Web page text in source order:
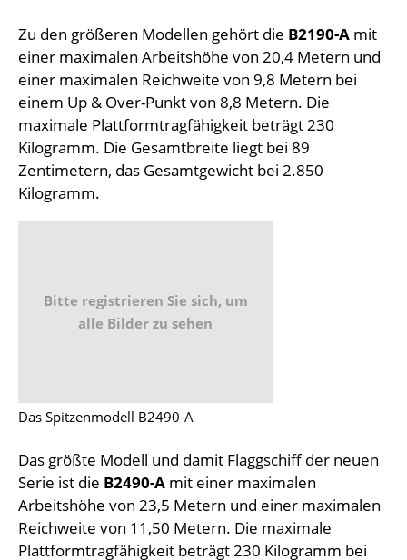
Zu den größeren Modellen gehört die B2190-A mit
einer maximalen Arbeitshöhe von 20,4 Metern und
einer maximalen Reichweite von 9,8 Metern bei
einem Up & Over-Punkt von 8,8 Metern. Die
maximale Plattformtragfähigkeit beträgt 230
Kilogramm. Die Gesamtbreite liegt bei 89
Zentimetern, das Gesamtgewicht bei 2.850
Kilogramm.
Bitte registrieren Sie sich, um
alle Bilder zu sehen
Das Spitzenmodell B2490-A
Das größte Modell und damit Flaggschiff der neuen
Serie ist die B2490-A mit einer maximalen
Arbeitshöhe von 23,5 Metern und einer maximalen
Reichweite von 11,50 Metern. Die maximale
Plattformtragfähigkeit beträgt 230 Kilogramm bei